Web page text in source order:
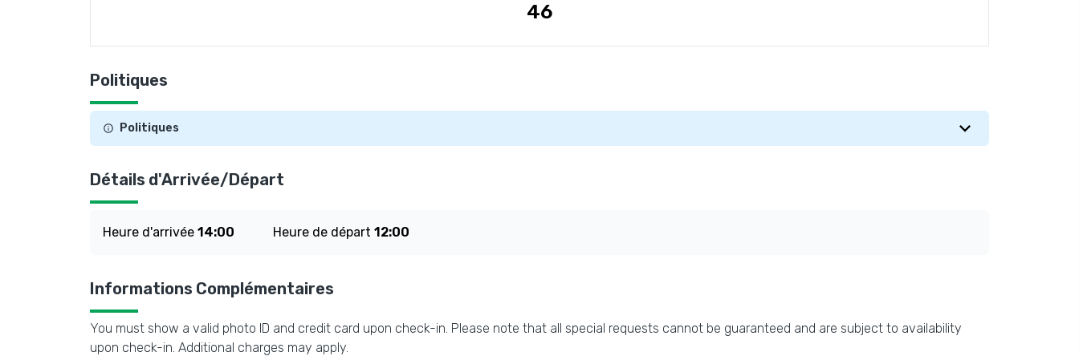
46
Politiques
Politiques
Détails d'Arrivée/Départ
Heure d'arrivée 14:00 Heure de départ 12:00
Informations Complémentaires
You must show a valid photo ID and credit card upon check-in. Please note that all special requests cannot be guaranteed and are subject to availability
upon check-in. Additional charges may apply.